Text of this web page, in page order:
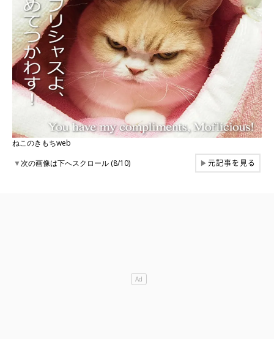
ねこのきもちweb
▼次の画像は下へスクロール (8/10) ▶元記事を見る